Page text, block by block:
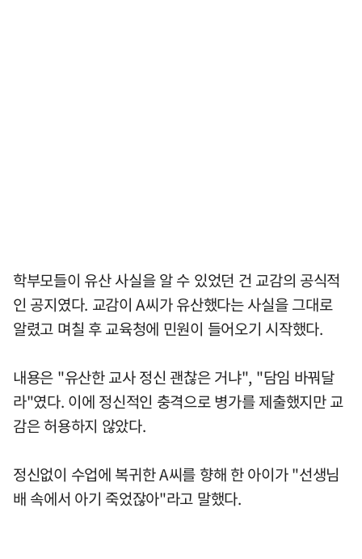
학부모들이 유산 사실을 알 수 있었던 건 교감의 공식적
인 공지였다. 교감이 A씨가 유산했다는 사실을 그대로
알렸고 며칠 후 교육청에 민원이 들어오기 시작했다.
내용은 "유산한 교사 정신 괜찮은 거냐", "담임 바꿔달
라"였다. 이에 정신적인 충격으로 병가를 제출했지만 교
감은 허용하지 않았다.
정신없이 수업에 복귀한 A씨를 향해 한 아이가 "선생님
배 속에서 아기 죽었잖아"라고 말했다.